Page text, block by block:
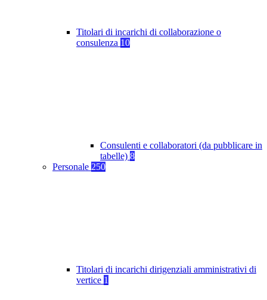
Titolari di incarichi di collaborazione o
consulenza 10
Consulenti e collaboratori (da pubblicare in
tabelle) 8
Personale 250
Titolari di incarichi dirigenziali amministrativi di
vertice 1